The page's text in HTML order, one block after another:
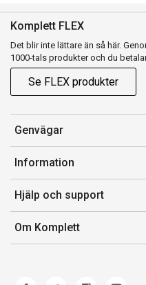
Komplett FLEX
Det blir inte lättare än så här.
1000-tals produkter och du
Se FLEX produkter
Genvägar
Konto
Orderhistorik
Presentkort
Komplett Club
Information
Försäljningsvillkor
Medlemsvillkor for Komplett
Lediga tjänster
Hjälp och support
Kontakta oss
Kundservice
Om Komplett